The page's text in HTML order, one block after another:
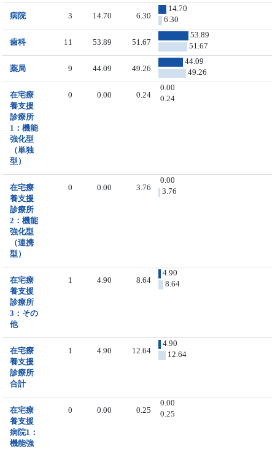
病院 3 14.70 6.30
14.70
6.30
歯科 11 53.89 51.67
53.89
51.67
薬局 9 44.09 49.26
44.09
49.26
在宅療
養支援
診療所
1：機能
強化型
（単独
型）
0 0.00 0.24
0.00
0.24
在宅療
養支援
診療所
2：機能
強化型
（連携
型）
0 0.00 3.76
0.00
3.76
在宅療
養支援
診療所
3：その
他
1 4.90 8.64
4.90
8.64
在宅療
養支援
診療所
合計
1 4.90 12.64
4.90
12.64
在宅療
養支援
病院1：
機能強
0 0.00 0.25
0.00
0.25